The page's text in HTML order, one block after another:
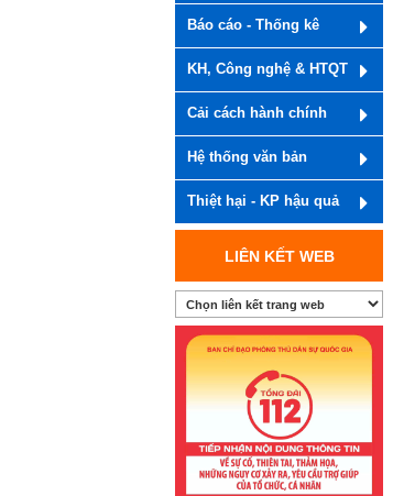
Báo cáo - Thống kê
KH, Công nghệ & HTQT
Cải cách hành chính
Hệ thống văn bản
Thiệt hại - KP hậu quả
LIÊN KẾT WEB